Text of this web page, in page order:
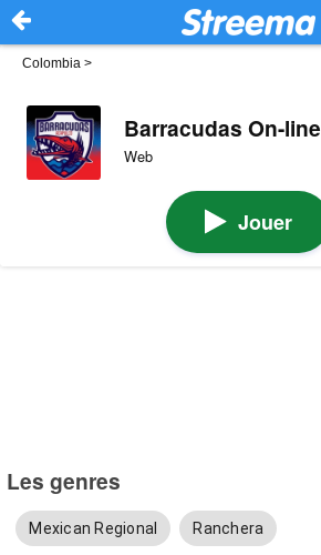
Colombia >
Barracudas On-line
Web
Jouer
Les genres
Mexican Regional Ranchera